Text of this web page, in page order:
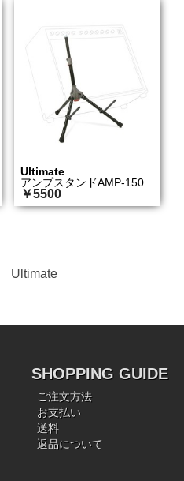
Ultimate
アンプスタンドAMP-150
￥5500
Ultimate
SHOPPING GUIDE
ご注文方法
お支払い
送料
返品について